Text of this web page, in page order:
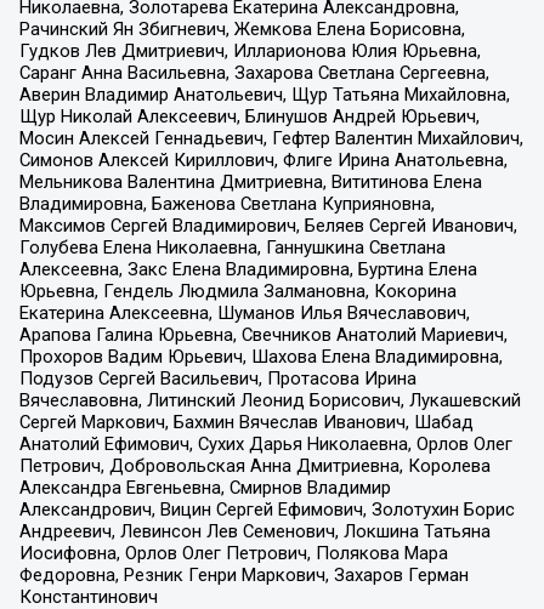
Николаевна, Золотарева Екатерина Александровна,
Рачинский Ян Збигневич, Жемкова Елена Борисовна,
Гудков Лев Дмитриевич, Илларионова Юлия Юрьевна,
Саранг Анна Васильевна, Захарова Светлана Сергеевна,
Аверин Владимир Анатольевич, Щур Татьяна Михайловна,
Щур Николай Алексеевич, Блинушов Андрей Юрьевич,
Мосин Алексей Геннадьевич, Гефтер Валентин Михайлович,
Симонов Алексей Кириллович, Флиге Ирина Анатольевна,
Мельникова Валентина Дмитриевна, Вититинова Елена
Владимировна, Баженова Светлана Куприяновна,
Максимов Сергей Владимирович, Беляев Сергей Иванович,
Голубева Елена Николаевна, Ганнушкина Светлана
Алексеевна, Закс Елена Владимировна, Буртина Елена
Юрьевна, Гендель Людмила Залмановна, Кокорина
Екатерина Алексеевна, Шуманов Илья Вячеславович,
Арапова Галина Юрьевна, Свечников Анатолий Мариевич,
Прохоров Вадим Юрьевич, Шахова Елена Владимировна,
Подузов Сергей Васильевич, Протасова Ирина
Вячеславовна, Литинский Леонид Борисович, Лукашевский
Сергей Маркович, Бахмин Вячеслав Иванович, Шабад
Анатолий Ефимович, Сухих Дарья Николаевна, Орлов Олег
Петрович, Добровольская Анна Дмитриевна, Королева
Александра Евгеньевна, Смирнов Владимир
Александрович, Вицин Сергей Ефимович, Золотухин Борис
Андреевич, Левинсон Лев Семенович, Локшина Татьяна
Иосифовна, Орлов Олег Петрович, Полякова Мара
Федоровна, Резник Генри Маркович, Захаров Герман
Константинович